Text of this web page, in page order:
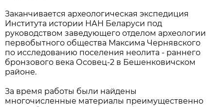
Заканчивается археологическая экспедиция
Института истории НАН Беларуси под
руководством заведующего отделом археологии
первобытного общества Максима Чернявского
по исследованию поселения неолита - раннего
бронзового века Осовец-2 в Бешенковичском
районе.
За время работы были найдены
многочисленные материалы преимущественно